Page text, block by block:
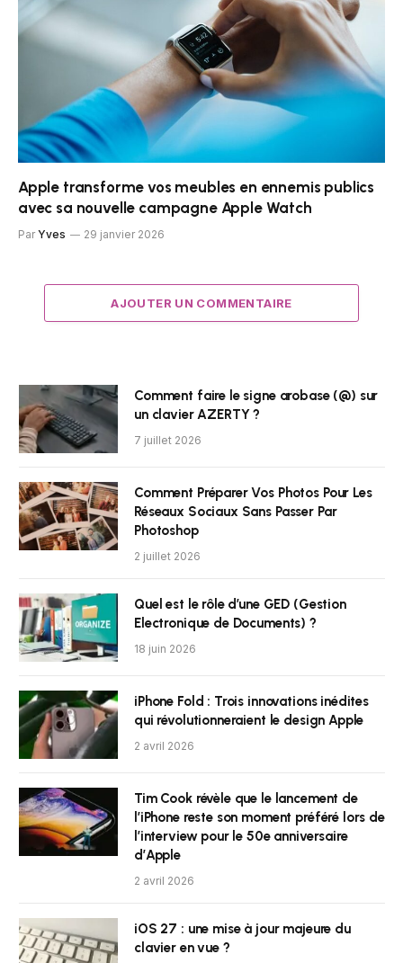
Apple transforme vos meubles en ennemis publics
avec sa nouvelle campagne Apple Watch
Par Yves 29 janvier 2026
AJOUTER UN COMMENTAIRE
Comment faire le signe arobase (@) sur
un clavier AZERTY ?
7 juillet 2026
Comment Préparer Vos Photos Pour Les
Réseaux Sociaux Sans Passer Par
Photoshop
2 juillet 2026
Quel est le rôle d’une GED (Gestion
Electronique de Documents) ?
18 juin 2026
iPhone Fold : Trois innovations inédites
qui révolutionneraient le design Apple
2 avril 2026
Tim Cook révèle que le lancement de
l’iPhone reste son moment préféré lors de
l’interview pour le 50e anniversaire
d’Apple
2 avril 2026
iOS 27 : une mise à jour majeure du
clavier en vue ?